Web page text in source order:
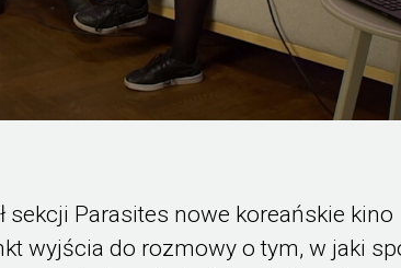
sekcji Parasites nowe koreańskie kino
wyjścia do rozmowy o tym, w jaki